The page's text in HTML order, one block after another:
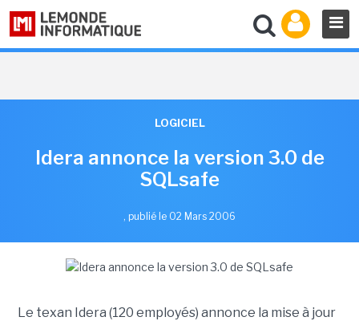
LOGICIEL
Idera annonce la version 3.0 de
SQLsafe
, publié le 02 Mars 2006
Le texan Idera (120 employés) annonce la mise à jour